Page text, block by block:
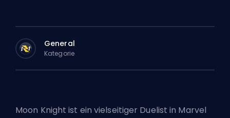
General
Kategorie
Moon Knight ist ein vielseitiger Duelistin Marvel